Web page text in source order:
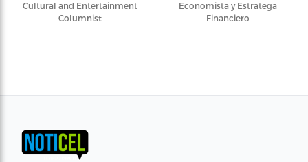
Cultural and Entertainment
Columnist
Economista y Estratega
Financiero